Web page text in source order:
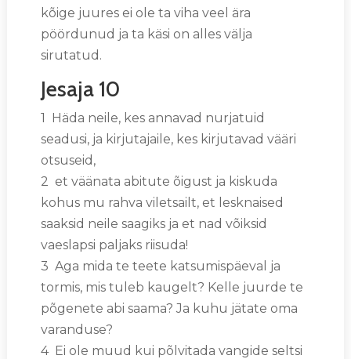
kõige juures ei ole ta viha veel ära
pöördunud ja ta käsi on alles välja
sirutatud.
Jesaja 10
1 Häda neile, kes annavad nurjatuid
seadusi, ja kirjutajaile, kes kirjutavad vääri
otsuseid,
2 et väänata abitute õigust ja kiskuda
kohus mu rahva viletsailt, et lesknaised
saaksid neile saagiks ja et nad võiksid
vaeslapsi paljaks riisuda!
3 Aga mida te teete katsumispäeval ja
tormis, mis tuleb kaugelt? Kelle juurde te
põgenete abi saama? Ja kuhu jätate oma
varanduse?
4 Ei ole muud kui põlvitada vangide seltsi